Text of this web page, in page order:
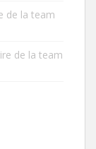
de la team
de la team